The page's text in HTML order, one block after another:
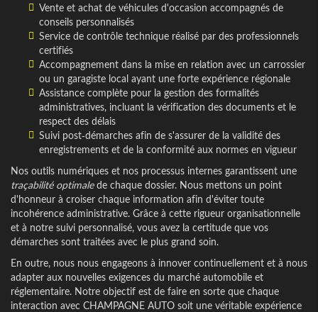
Vente et achat de véhicules d'occasion accompagnés de
conseils personnalisés
Service de contrôle technique réalisé par des professionnels
certifiés
Accompagnement dans la mise en relation avec un carrossier
ou un garagiste local ayant une forte expérience régionale
Assistance complète pour la gestion des formalités
administratives, incluant la vérification des documents et le
respect des délais
Suivi post-démarches afin de s'assurer de la validité des
enregistrements et de la conformité aux normes en vigueur
Nos outils numériques et nos processus internes garantissent une
traçabilité optimalede chaque dossier. Nous mettons un point
d'honneur à croiser chaque information afin d'éviter toute
incohérence administrative. Grâce à cette rigueur organisationnelle
et à notre suivi personnalisé, vous avez la certitude que vos
démarches sont traitées avec le plus grand soin.
En outre, nous nous engageons à innover continuellement et à nous
adapter aux nouvelles exigences du marché automobile et
réglementaire. Notre objectif est de faire en sorte que chaque
interaction avec CHAMPAGNE AUTO soit une véritable expérience